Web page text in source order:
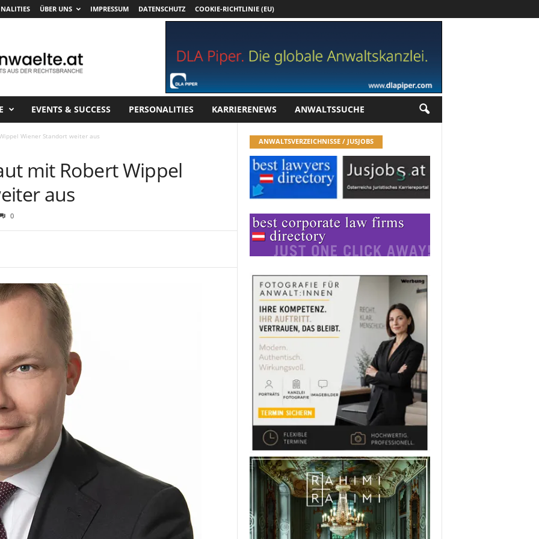
ÜBER UNS IMPRESSUM DATENSCHUTZ COOKIE-RICHTLINIE (EU)
EVENTS & SUCCESS PERSONALITIES KARRIERENEWS ANWALTSSUCHE
Wiener Standort weiter aus
mit Robert Wippel
aus
0
ANWALTSVERZEICHNISSE / JUSJOBS